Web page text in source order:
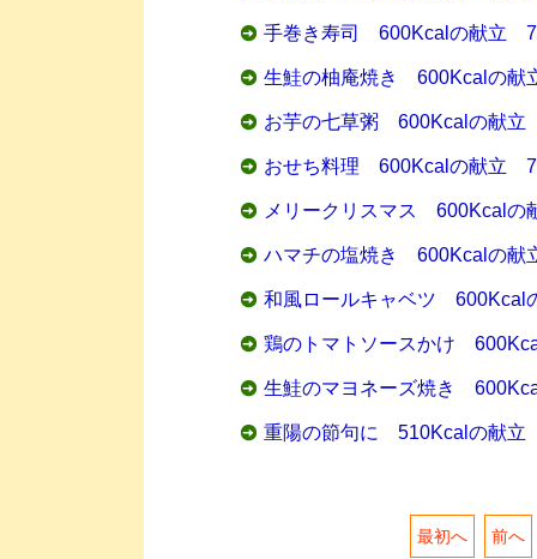
手巻き寿司 600Kcalの献立
生鮭の柚庵焼き 600Kcalの献
お芋の七草粥 600Kcalの献
おせち料理 600Kcalの献立
メリークリスマス 600Kcal
ハマチの塩焼き 600Kcalの献
和風ロールキャベツ 600Kcal
鶏のトマトソースかけ
生鮭のマヨネーズ焼き
重陽の節句に 510Kcalの献立
最初へ 前へ